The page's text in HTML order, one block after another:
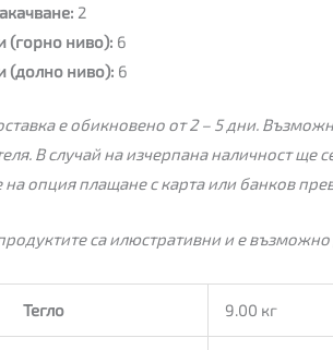
2
(горно ниво): 6
(долно ниво): 6
е обикновено от 2 – 5 дни.
В случай на изчерпана наличност ще
на опция плащане с карта или банков
са илюстративни и е
Тегло 9.00 кг